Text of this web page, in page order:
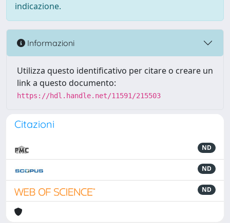
indicazione.
Informazioni
Utilizza questo identificativo per citare o creare un
link a questo documento:
https://hdl.handle.net/11591/215503
Citazioni
ND
ND
ND